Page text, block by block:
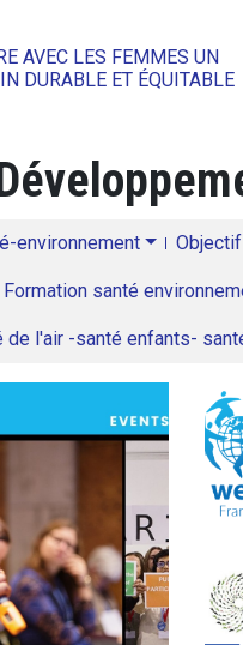
AVEC LES FEMMES UN
DURABLE ET ÉQUITABLE
environnement
Formation santé
de l'air -santé enfants-